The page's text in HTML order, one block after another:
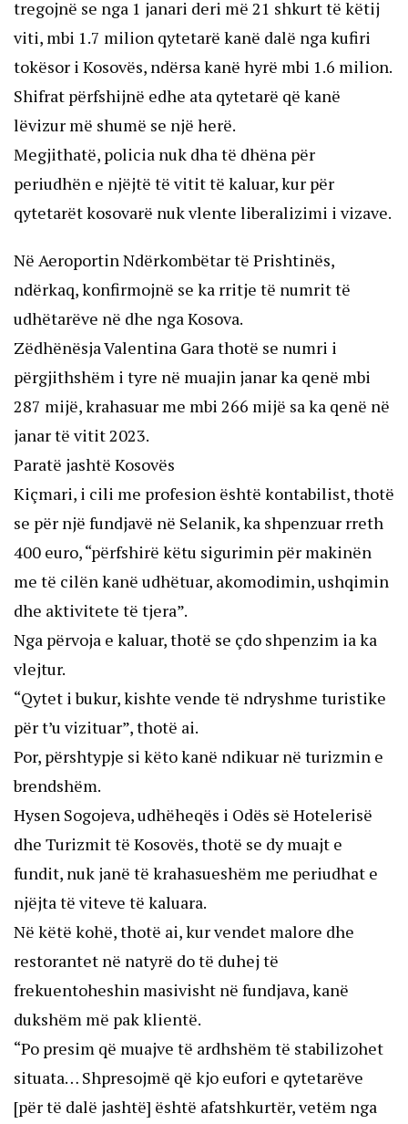
tregojnë se nga 1 janari deri më 21 shkurt të këtij
viti, mbi 1.7 milion qytetarë kanë dalë nga kufiri
tokësor i Kosovës, ndërsa kanë hyrë mbi 1.6 milion.
Shifrat përfshijnë edhe ata qytetarë që kanë
lëvizur më shumë se një herë.
Megjithatë, policia nuk dha të dhëna për
periudhën e njëjtë të vitit të kaluar, kur për
qytetarët kosovarë nuk vlente liberalizimi i vizave.
Në Aeroportin Ndërkombëtar të Prishtinës,
ndërkaq, konfirmojnë se ka rritje të numrit të
udhëtarëve në dhe nga Kosova.
Zëdhënësja Valentina Gara thotë se numri i
përgjithshëm i tyre në muajin janar ka qenë mbi
287 mijë, krahasuar me mbi 266 mijë sa ka qenë në
janar të vitit 2023.
Paratë jashtë Kosovës
Kiçmari, i cili me profesion është kontabilist, thotë
se për një fundjavë në Selanik, ka shpenzuar rreth
400 euro, “përfshirë këtu sigurimin për makinën
me të cilën kanë udhëtuar, akomodimin, ushqimin
dhe aktivitete të tjera”.
Nga përvoja e kaluar, thotë se çdo shpenzim ia ka
vlejtur.
“Qytet i bukur, kishte vende të ndryshme turistike
për t’u vizituar”, thotë ai.
Por, përshtypje si këto kanë ndikuar në turizmin e
brendshëm.
Hysen Sogojeva, udhëheqës i Odës së Hotelerisë
dhe Turizmit të Kosovës, thotë se dy muajt e
fundit, nuk janë të krahasueshëm me periudhat e
njëjta të viteve të kaluara.
Në këtë kohë, thotë ai, kur vendet malore dhe
restorantet në natyrë do të duhej të
frekuentoheshin masivisht në fundjava, kanë
dukshëm më pak klientë.
“Po presim që muajve të ardhshëm të stabilizohet
situata… Shpresojmë që kjo eufori e qytetarëve
[për të dalë jashtë] është afatshkurtër, vetëm nga